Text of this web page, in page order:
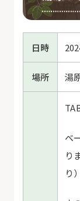
日時
場所 湯
ベ
り
り）